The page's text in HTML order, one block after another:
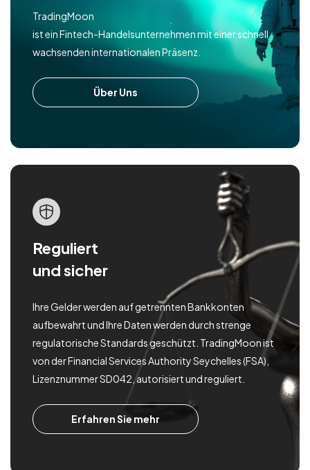
TradingMoon
ist ein Fintech-Handelsunternehmen mit einer schnell
wachsenden internationalen Präsenz.
Über Uns
Reguliert
und sicher
Ihre Gelder werden auf getrennten Bankkonten
aufbewahrt und Ihre Daten werden durch strenge
regulatorische Standards geschützt. TradingMoon ist
von der Financial Services Authority Seychelles (FSA),
Lizenznummer SD042, autorisiert und reguliert.
Erfahren Sie mehr